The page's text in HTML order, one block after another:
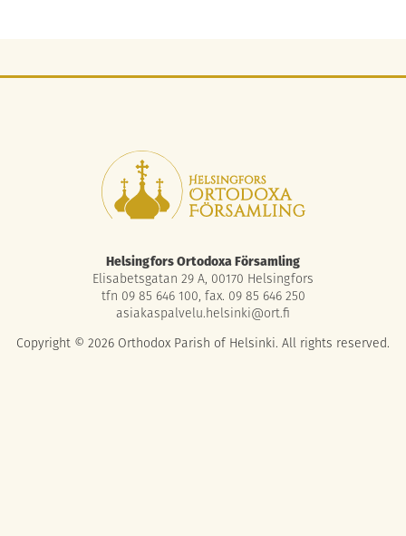
Helsingfors Ortodoxa Församling
Elisabetsgatan 29 A, 00170 Helsingfors
tfn 09 85 646 100, fax. 09 85 646 250
asiakaspalvelu.helsinki@ort.fi
Copyright © 2026 Orthodox Parish of Helsinki. All rights reserved.